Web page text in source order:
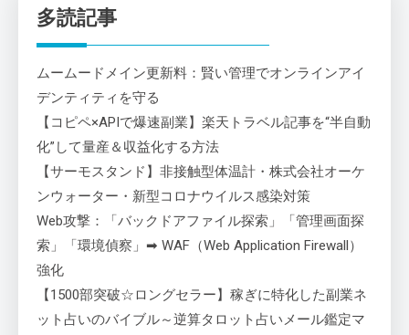
多読記事
ムームードメイン更新料：賢い管理でオンラインアイ
デンティティを守る
【コピペ×APIで爆速副業】楽天トラベル記事を“半自動
化”して量産＆収益化する方法
【サーモスタンド】非接触型体温計・株式会社オーケ
ンウォーター・新型コロナウイルス感染対策
Web攻撃：「バックドアファイル探索」「管理画面探
索」「環境偵察」➡ WAF（Web Application Firewall）
強化
【1500部突破☆ロングセラー】稼ぎに特化した副業ネ
ット占いのバイブル～逆算タロット占いメール鑑定マ